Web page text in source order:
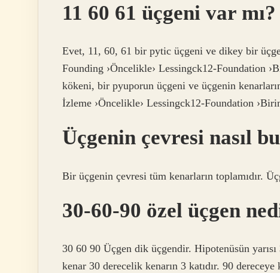
11 60 61 üçgeni var mı?
Evet, 11, 60, 61 bir pytic üçgeni ve dikey bir
Founding ›Öncelikle› Lessingck12-Foundation
kökeni, bir pyuporun üçgeni ve üçgenin
İzleme ›Öncelikle› Lessingck12-Foundation
Üçgenin çevresi nasıl
Bir üçgenin çevresi tüm kenarların toplamıdır.
30-60-90 özel üçgen
30 60 90 Üçgen dik üçgendir. Hipotenüsün yarısı
kenar 30 derecelik kenarın 3 katıdır. 90